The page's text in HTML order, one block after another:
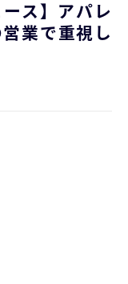
ス】アパレ
業で重視し